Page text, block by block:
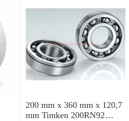
200 mm x 360 mm x 120,7
mm Timken 200RN92